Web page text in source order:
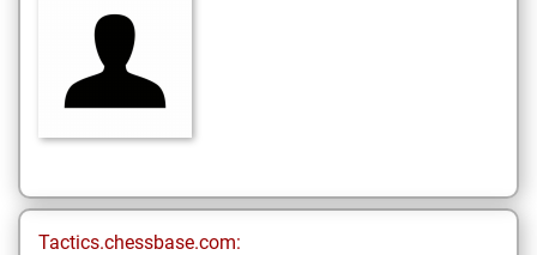
Tactics.chessbase.com: